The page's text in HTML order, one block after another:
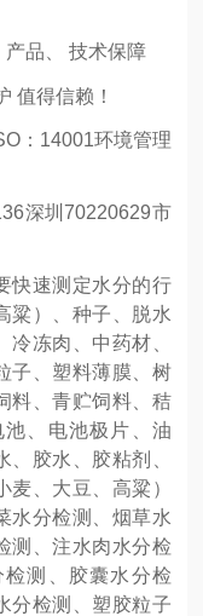
品、 技术保障
值得信赖！
： 14001环境管理
深圳70220629市
快速测定水分的行
粱）、种子、脱水
冻肉、中药材、
子、塑料薄膜、树
料、青贮饲料、秸
、电池极片、油
胶水、胶粘剂、
、大豆、高粱）
水分检测、烟草水
测、注水肉水分检
测、胶囊水分检
分检测、塑胶粒子